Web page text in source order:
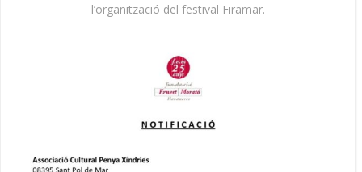
l’organització del festival Firamar.